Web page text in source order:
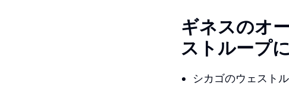
ギネスのオ
ストループ
シカゴのウェスト